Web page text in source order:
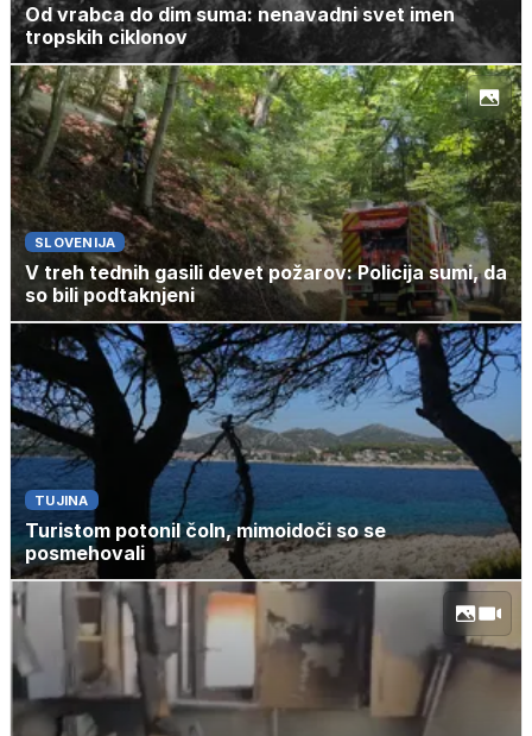
Od vrabca do dim suma: nenavadni svet imen
tropskih ciklonov
SLOVENIJA
V treh tednih gasili devet požarov: Policija sumi, da
so bili podtaknjeni
TUJINA
Turistom potonil čoln, mimoidoči so se
posmehovali